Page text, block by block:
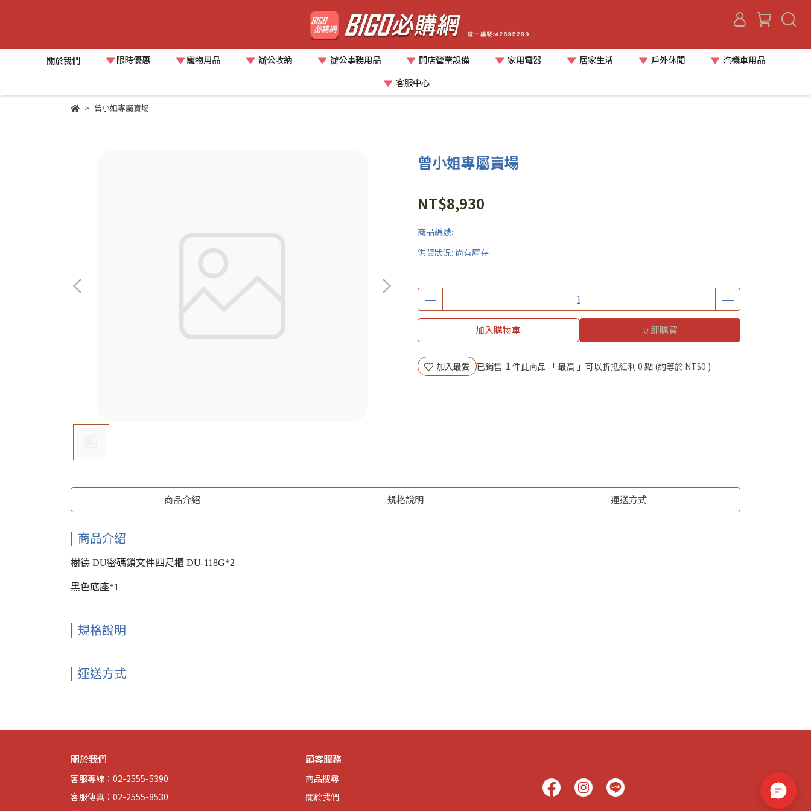
關於我們 限時優惠 寵物用品 辦公收納 辦公事務用品 開店營業設備 家用電器 居家生活 戶外休閒
汽機車用品
客服中心
曾小姐專屬賣場
曾小姐專屬賣場
NT$8,930
商品編號:
供貨狀況: 尚有庫存
加入購物車 立即購買
加入最愛 已銷售: 1 件此商品 「 最高 」可以折抵紅利 0 點 (約等於 NT$0 )
商品介紹 規格說明 運送方式
商品介紹
樹德 DU密碼鎖文件四尺櫃 DU-118G*2
黑色底座*1
規格說明
運送方式
關於我們
客服專線：02-2555-5390
客服傳真：02-2555-8530
顧客服務
商品搜尋
關於我們